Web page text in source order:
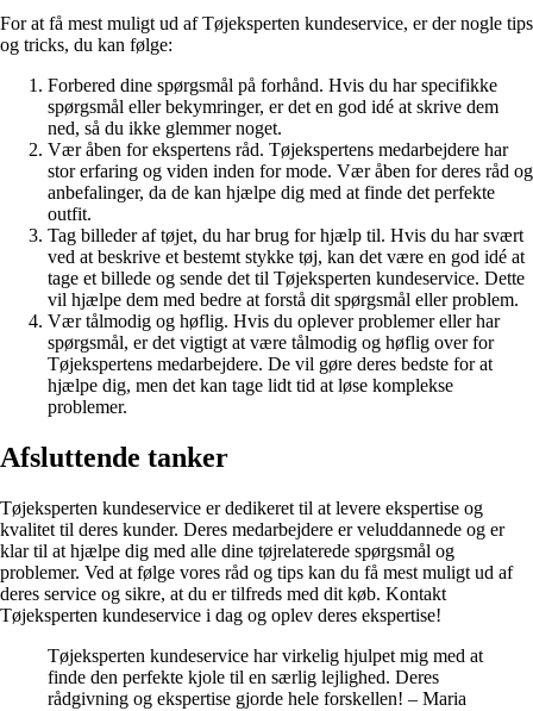
For at få mest muligt ud af Tøjeksperten kundeservice, er der nogle tips
og tricks, du kan følge:
Forbered dine spørgsmål på forhånd. Hvis du har specifikke
spørgsmål eller bekymringer, er det en god idé at skrive dem
ned, så du ikke glemmer noget.
Vær åben for ekspertens råd. Tøjekspertens medarbejdere har
stor erfaring og viden inden for mode. Vær åben for deres råd og
anbefalinger, da de kan hjælpe dig med at finde det perfekte
outfit.
Tag billeder af tøjet, du har brug for hjælp til. Hvis du har svært
ved at beskrive et bestemt stykke tøj, kan det være en god idé at
tage et billede og sende det til Tøjeksperten kundeservice. Dette
vil hjælpe dem med bedre at forstå dit spørgsmål eller problem.
Vær tålmodig og høflig. Hvis du oplever problemer eller har
spørgsmål, er det vigtigt at være tålmodig og høflig over for
Tøjekspertens medarbejdere. De vil gøre deres bedste for at
hjælpe dig, men det kan tage lidt tid at løse komplekse
problemer.
Afsluttende tanker
Tøjeksperten kundeservice er dedikeret til at levere ekspertise og
kvalitet til deres kunder. Deres medarbejdere er veluddannede og er
klar til at hjælpe dig med alle dine tøjrelaterede spørgsmål og
problemer. Ved at følge vores råd og tips kan du få mest muligt ud af
deres service og sikre, at du er tilfreds med dit køb. Kontakt
Tøjeksperten kundeservice i dag og oplev deres ekspertise!
Tøjeksperten kundeservice har virkelig hjulpet mig med at
finde den perfekte kjole til en særlig lejlighed. Deres
rådgivning og ekspertise gjorde hele forskellen! – Maria